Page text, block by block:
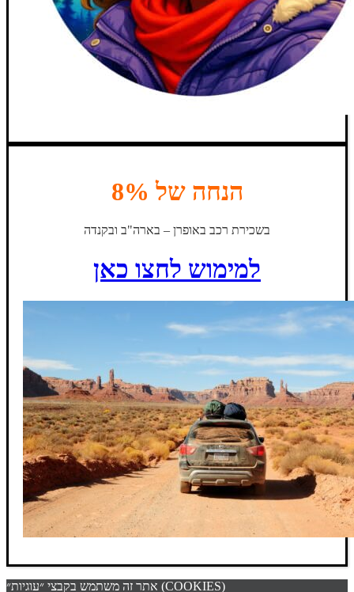
הנחה של 8%
בשכירת רכב באופרן – בארה"ב ובקנדה
למימוש לחצו כאן
אתר זה משתמש בקבצי ״עוגיות״ (COOKIES)